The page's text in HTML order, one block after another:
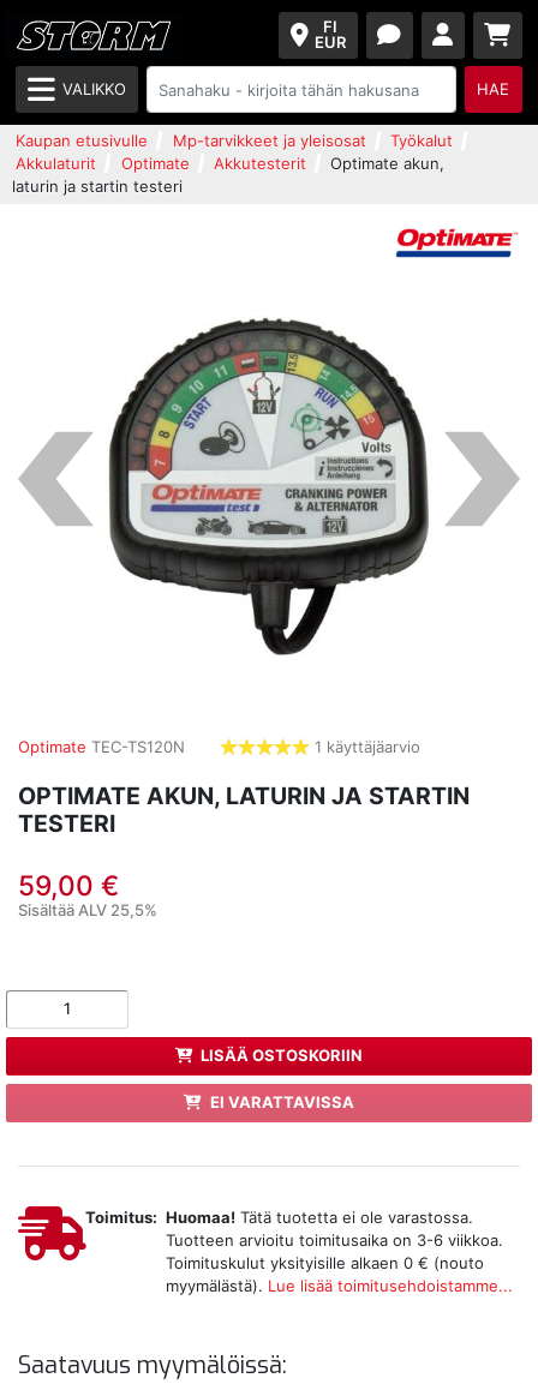
FI
EUR
VALIKKO HAE
Kaupan etusivulle Mp-tarvikkeet ja yleisosat
Työkalut
Akkulaturit
Optimate Akkutesterit
Optimate akun,
laturin ja startin testeri
Optimate TEC-TS120N
tähdet
1 käyttäjäarvio
OPTIMATE AKUN, LATURIN JA STARTIN
TESTERI
59,00 €
Sisältää ALV 25,5%
LISÄÄ OSTOSKORIIN
EI VARATTAVISSA
Toimitus: Huomaa! Tätä tuotetta ei ole varastossa.
Tuotteen arvioitu toimitusaika on 3-6 viikkoa.
Toimituskulut yksityisille alkaen 0 € (nouto
myymälästä). Lue lisää toimitusehdoistamme...
Saatavuus myymälöissä: